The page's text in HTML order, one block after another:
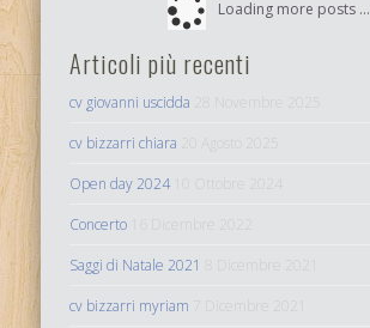
Loading more posts …
Articoli più recenti
cv giovanni uscidda
cv bizzarri chiara
Open day 2024
Concerto
Saggi di Natale 2021
cv bizzarri myriam